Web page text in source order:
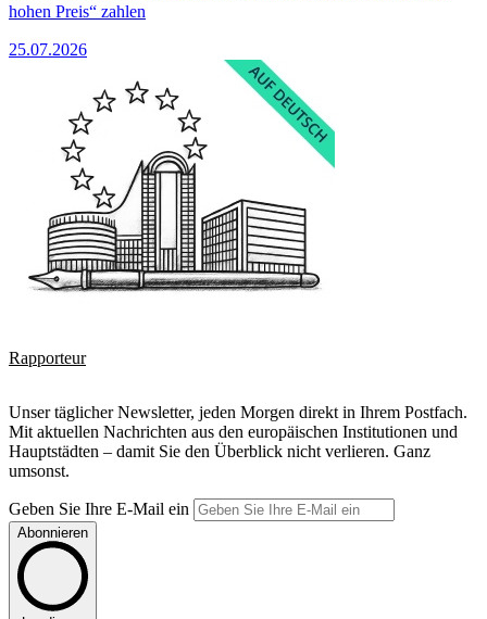
hohen Preis“ zahlen
25.07.2026
Rapporteur
Unser täglicher Newsletter, jeden Morgen direkt in Ihrem Postfach.
Mit aktuellen Nachrichten aus den europäischen Institutionen und
Hauptstädten – damit Sie den Überblick nicht verlieren. Ganz
umsonst.
Geben Sie Ihre E-Mail ein
Abonnieren